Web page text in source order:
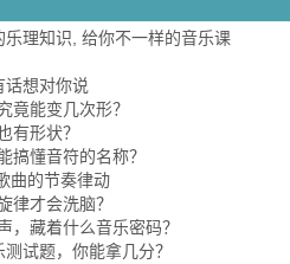
乐理知识, 给你不一样的音乐课
话想对你说
竟能变几次形？
有形状？
搞懂音符的名称？
曲的节奏律动
律才会洗脑？
，藏着什么音乐密码？
试题，你能拿几分？